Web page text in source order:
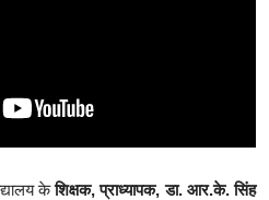
केशिक्षक, प्राध्यापक, डा. आर.के. सिंह